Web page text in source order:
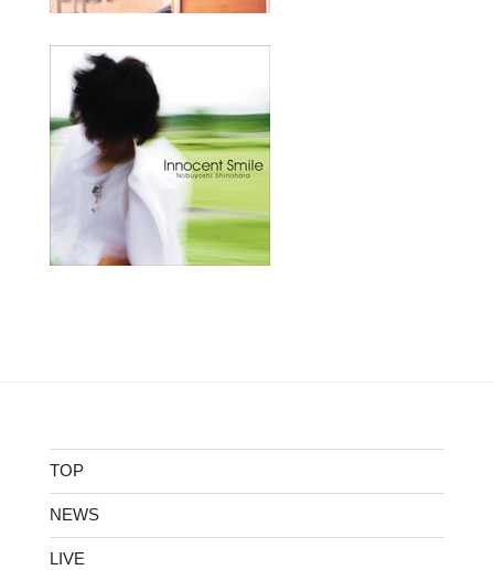
TOP
NEWS
LIVE